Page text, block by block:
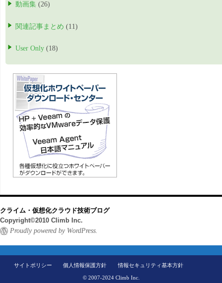
動画集 (26)
関連記事まとめ (11)
User Only (18)
クライム・仮想化クラウド技術ブログ
Copyright©2010 Climb Inc.
Proudly powered by WordPress.
サイトポリシー 個人情報保護方針 情報セキュリティ基本方針
© 2007-2024 Climb Inc.